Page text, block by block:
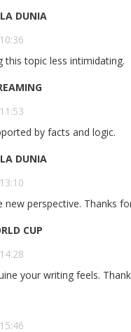
DUNIA
this topic less intimidating.
by facts and logic.
DUNIA
new perspective. Thanks
CUP
your writing feels.